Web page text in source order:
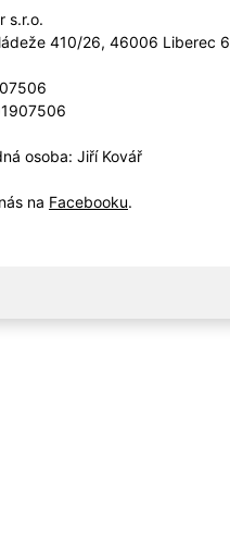
s.r.o.
410/26, 46006 Liberec 6
osoba: Jiří Kovář
na Facebooku.